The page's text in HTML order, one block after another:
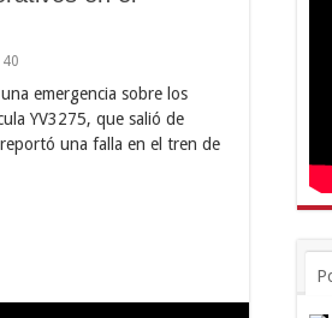
emergencia sobre los
YV3275, que salió de
una falla en el tren de